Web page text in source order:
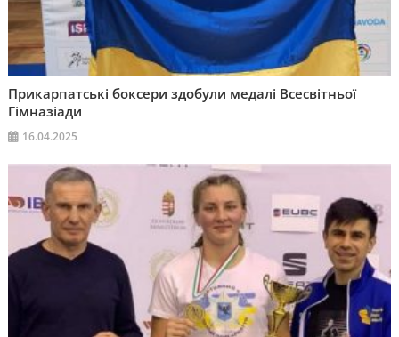
Прикарпатські боксери здобули медалі Всесвітньої
Гімназіади
16.04.2025